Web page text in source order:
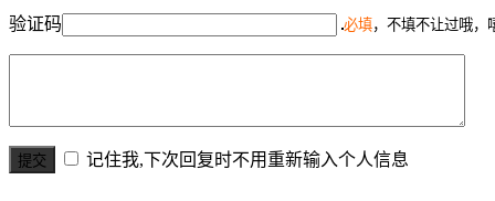
验证码 必填，不填不让过哦，
记住我,下次回复时不用重新输入个人信息